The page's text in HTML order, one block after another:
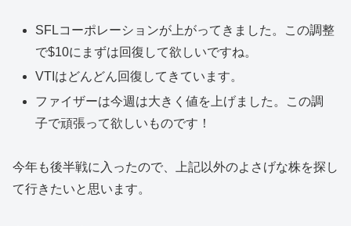
SFLコーポレーションが上がってきました。この調整
で$10にまずは回復して欲しいですね。
VTIはどんどん回復してきています。
ファイザーは今週は大きく値を上げました。この調
子で頑張って欲しいものです！
今年も後半戦に入ったので、上記以外のよさげな株を探し
て行きたいと思います。